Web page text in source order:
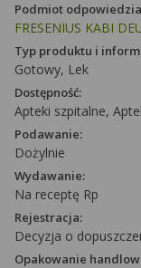
Podmiot
FRESENIUS KABI
Typ produktu i
Gotowy, Lek
Dostępność:
Apteki szpitalne,
Podawanie:
Dożylnie
Wydawanie:
Na receptę Rp
Rejestracja:
Decyzja o
Opakowanie